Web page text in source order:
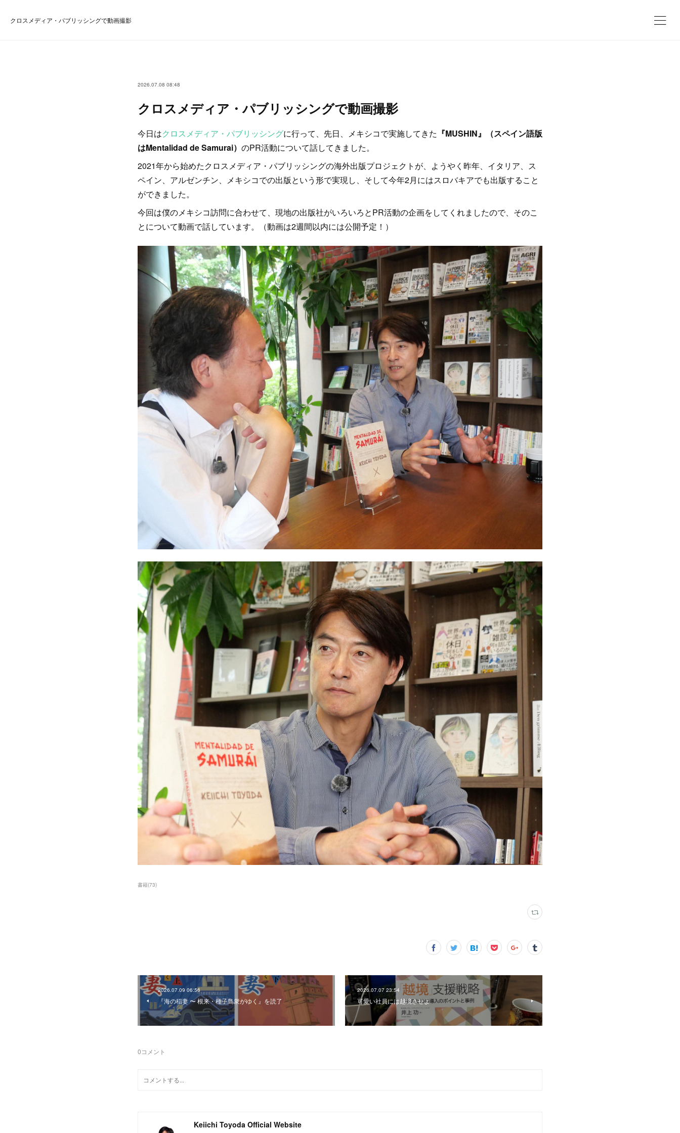
クロスメディア・パブリッシングで動画撮影
2026.07.08 08:48
クロスメディア・パブリッシングで動画撮影
今日はクロスメディア・パブリッシングに行って、先日、メキシコで実施してきた 『MUSHIN』（スペイン語版
はMentalidad de Samurai） のPR活動について話してきました。
2021年から始めたクロスメディア・パブリッシングの海外出版プロジェクトが、ようやく昨年、イタリア、ス
ペイン、アルゼンチン、メキシコでの出版という形で実現し、そして今年2月にはスロバキアでも出版すること
ができました。
今回は僕のメキシコ訪問に合わせて、現地の出版社がいろいろとPR活動の企画をしてくれましたので、そのこ
とについて動画で話しています。（動画は2週間以内には公開予定！）
書籍(73)
2026.07.09 06:56
『海の稲妻 〜 根来・種子島衆がゆく』を読了
2026.07.07 23:54
可愛い社員には越境させよ
0コメント
Keiichi Toyoda Official Website